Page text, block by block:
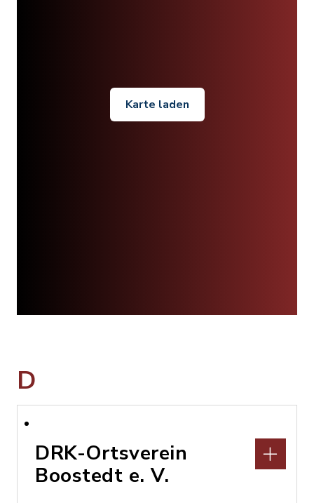
Karte laden
D
DRK-Ortsverein
Boostedt e. V.